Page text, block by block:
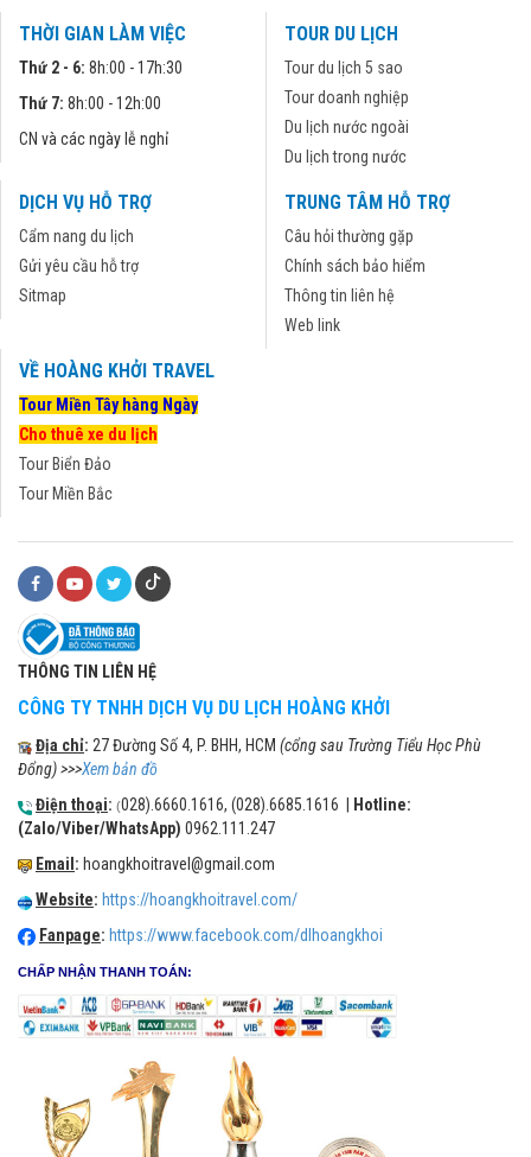
THỜI GIAN LÀM VIỆC
Thứ 2 - 6: 8h:00 - 17h:30
Thứ 7: 8h:00 - 12h:00
CN và các ngày lễ nghỉ
TOUR DU LỊCH
Tour du lịch 5 sao
Tour doanh nghiệp
Du lịch nước ngoài
Du lịch trong nước
DỊCH VỤ HỖ TRỢ
Cẩm nang du lịch
Gửi yêu cầu hỗ trợ
Sitmap
TRUNG TÂM HỖ TRỢ
Câu hỏi thường gặp
Chính sách bảo hiểm
Thông tin liên hệ
Web link
VỀ HOÀNG KHỞI TRAVEL
Tour Miền Tây hàng Ngày
Cho thuê xe du lịch
Tour Biển Đảo
Tour Miền Bắc
THÔNG TIN LIÊN HỆ
CÔNG TY TNHH DỊCH VỤ DU LỊCH HOÀNG KHỞI
Địa chỉ: 27 Đường Số 4, P. BHH, HCM (cổng sau Trường Tiểu Học Phù
Đổng) >>>Xem bản đồ
Điện thoại: (028).6660.1616, (028).6685.1616 |
Hotline:
(Zalo/Viber/WhatsApp) 0962.111.247
Email : hoangkhoitravel@gmail.com
Website: https://hoangkhoitravel.com/
Fanpage: https://www.facebook.com/dlhoangkhoi
CHẤP NHẬN THANH TOÁN: